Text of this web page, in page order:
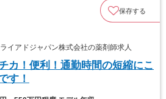
保存する
アドジャパン株式会社の薬剤師求人
カ！便利！通勤時間の短縮にこ
す！